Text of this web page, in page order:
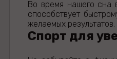
Во время нашего сна
способствует
желаемых результатов.
Спорт для